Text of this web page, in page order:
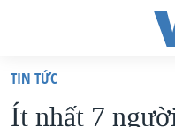
truy
TRANG CHỦ
TIN TỨC
Ít nhất 7